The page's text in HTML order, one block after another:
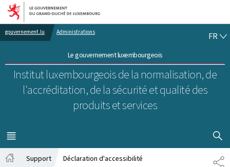
Aller au menu principal
Aller au contenu
gouvernement.lu Administrations
Le gouvernement luxembourgeois
Institut luxembourgeois de la normalisation, de
l'accréditation, de la sécurité et qualité des
produits et services
FR
MENU
PRINCIPAL
Support Déclaration d'accessibilité